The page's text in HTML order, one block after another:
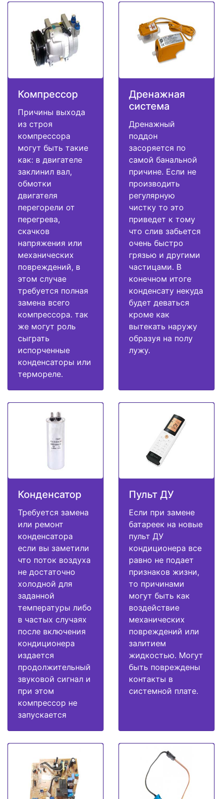
Компрессор
Причины выхода
из строя
компрессора
могут быть такие
как: в двигателе
заклинил вал,
обмотки
двигателя
перегорели от
перегрева,
скачков
напряжения или
механических
повреждений, в
этом случае
требуется полная
замена всего
компрессора. так
же могут роль
сыграть
испорченные
конденсаторы или
термореле.
Дренажная
система
Дренажный
поддон
засоряется по
самой банальной
причине. Если не
производить
регулярную
чистку то это
приведет к тому
что слив забьется
очень быстро
грязью и другими
частицами. В
конечном итоге
конденсату некуда
будет деваться
кроме как
вытекать наружу
образуя на полу
лужу.
Конденсатор
Требуется замена
или ремонт
конденсатора
если вы заметили
что поток воздуха
не достаточно
холодной для
заданной
температуры либо
в частых случаях
после включения
кондиционера
издается
продолжительный
звуковой сигнал и
при этом
компрессор не
запускается
Пульт ДУ
Если при замене
батареек на новые
пульт ДУ
кондиционера все
равно не подает
признаков жизни,
то причинами
могут быть как
воздействие
механических
повреждений или
залитием
жидкостью. Могут
быть повреждены
контакты в
системной плате.